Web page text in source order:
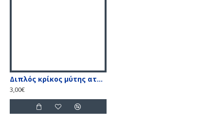
Διπλός κρίκος μύτης ατσάλι
3,00€